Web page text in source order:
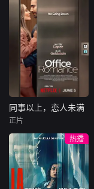
日。几经波折，两
人联手在各方势力
的夹缝间巧妙周
旋，共历险阻，破
解重重困境。
大漠之上，镖人、
官府、西域五大家
族等多方势力盘根
错节、暗潮涌动。
“天字第二号逃犯”
刀马接下特殊押镖
任务，和同伴一起
从西域护镖远赴长
安。不料，他们的
护送对象竟是“天字
郎……天下熙熙皆
为利来，各方势力
闻风入局，抢镖厮
杀接连上演……
同事以上，恋人未满
布雷特·戈德斯坦
贝蒂·吉尔平
洛佩兹饰演的航空
公司 和戈德斯坦饰
同事以上，恋人未满
正片
热播